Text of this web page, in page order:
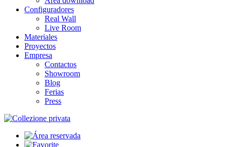
Configuradores
Real Wall
Live Room
Materiales
Proyectos
Empresa
Contactos
Showroom
Blog
Ferias
Press